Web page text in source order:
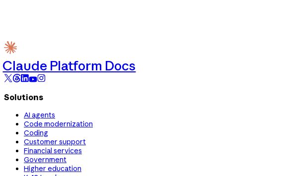
Claude Platform Docs
Solutions
AI agents
Code modernization
Coding
Customer support
Financial services
Government
Higher education